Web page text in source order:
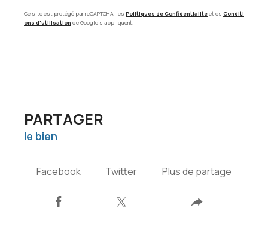
Ce site est protégé par reCAPTCHA, les Politiques de Confidentialitéet es Conditi
ons d'utilisation de Google s'appliquent.
PARTAGER
le bien
Facebook Twitter Plus de partage